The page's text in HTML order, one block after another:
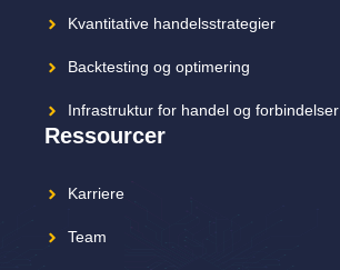
Kvantitative handelsstrategier
Backtesting og optimering
Infrastruktur for handel og forbindelser
Ressourcer
Karriere
Team